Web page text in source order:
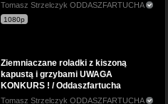
Tomasz Strzelczyk ODDASZFARTUCHA
1080p
Ziemniaczane roladki z kiszoną
kapustą i grzybami UWAGA
KONKURS ! / Oddaszfartucha
Tomasz Strzelczyk ODDASZFARTUCHA